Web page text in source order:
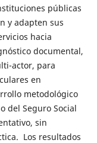
públicas
y adapten sus
hacia
documental,
actor, para
en
metodológico
del Seguro Social
sin
Los resultados